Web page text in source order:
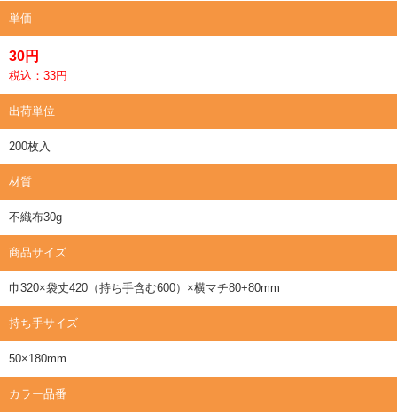
単価
30円
税込：33円
出荷単位
200枚入
材質
不織布30g
商品サイズ
巾320×袋丈420（持ち手含む600）×横マチ80+80mm
持ち手サイズ
50×180mm
カラー品番